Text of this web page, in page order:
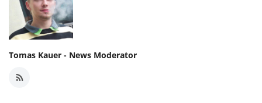
Tomas Kauer - News Moderator